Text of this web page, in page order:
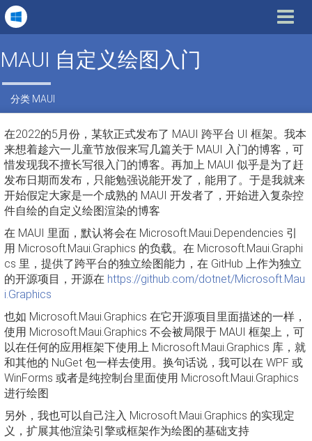
Toggle
MAUI 自定义绘图入门
分类 MAUI
在2022的5月份，某软正式发布了 MAUI 跨平台 UI 框架。我本
来想着趁六一儿童节放假来写几篇关于 MAUI 入门的博客，可
惜发现我不擅长写很入门的博客。再加上 MAUI 似乎是为了赶
发布日期而发布，只能勉强说能开发了，能用了。于是我就来
开始假定大家是一个成熟的 MAUI 开发者了，开始进入复杂控
件自绘的自定义绘图渲染的博客
在 MAUI 里面，默认将会在 Microsoft.Maui.Dependencies 引
用 Microsoft.Maui.Graphics 的负载。在 Microsoft.Maui.Graphi
cs 里，提供了跨平台的独立绘图能力，在 GitHub 上作为独立
的开源项目，开源在 https://github.com/dotnet/Microsoft.Mau
i.Graphics
也如 Microsoft.Maui.Graphics 在它开源项目里面描述的一样，
使用 Microsoft.Maui.Graphics 不会被局限于 MAUI 框架上，可
以在任何的应用框架下使用上 Microsoft.Maui.Graphics 库，就
和其他的 NuGet 包一样去使用。换句话说，我可以在 WPF 或
WinForms 或者是纯控制台里面使用 Microsoft.Maui.Graphics
进行绘图
另外，我也可以自己注入 Microsoft.Maui.Graphics 的实现定
义，扩展其他渲染引擎或框架作为绘图的基础支持